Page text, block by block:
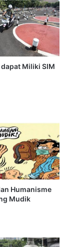
dapat Miliki SIM
Humanisme
Mudik